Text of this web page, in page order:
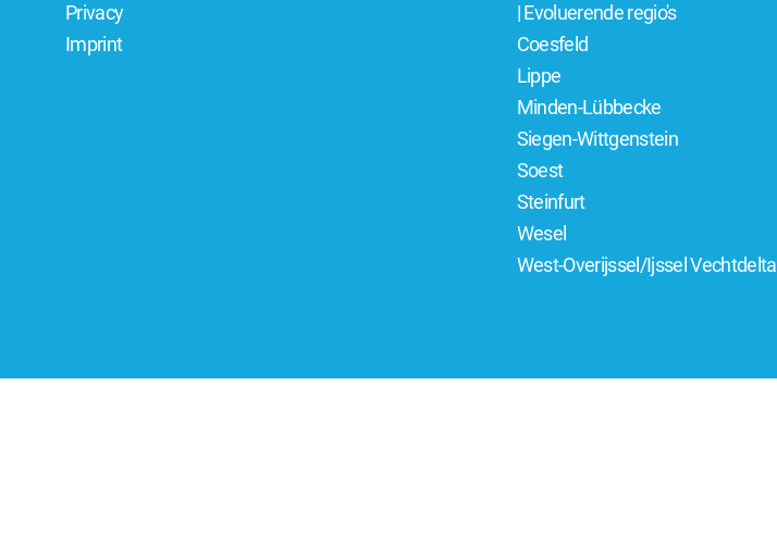
Privacy
Imprint
| Evoluerende regio's
Coesfeld
Lippe
Minden-Lübbecke
Siegen-Wittgenstein
Soest
Steinfurt
Wesel
West-Overijssel/Ijssel Vechtdelta